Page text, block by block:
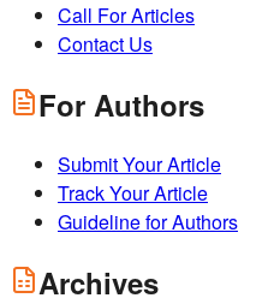
Call For Articles
Contact Us
For Authors
Submit Your Article
Track Your Article
Guideline for Authors
Archives